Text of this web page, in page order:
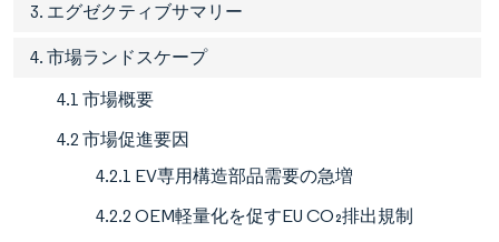
3. エグゼクティブサマリー
4. 市場ランドスケープ
4.1 市場概要
4.2 市場促進要因
4.2.1 EV専用構造部品需要の急増
4.2.2 OEM軽量化を促すEU CO₂排出規制